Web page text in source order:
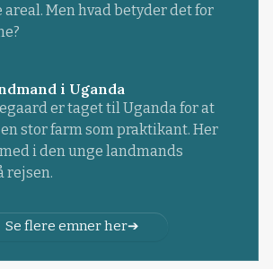
areal. Men hvad betyder det for
i Uganda
er taget til Uganda for at
stor farm som praktikant. Her
i den unge landmands
rejsen.
Se flere emner her